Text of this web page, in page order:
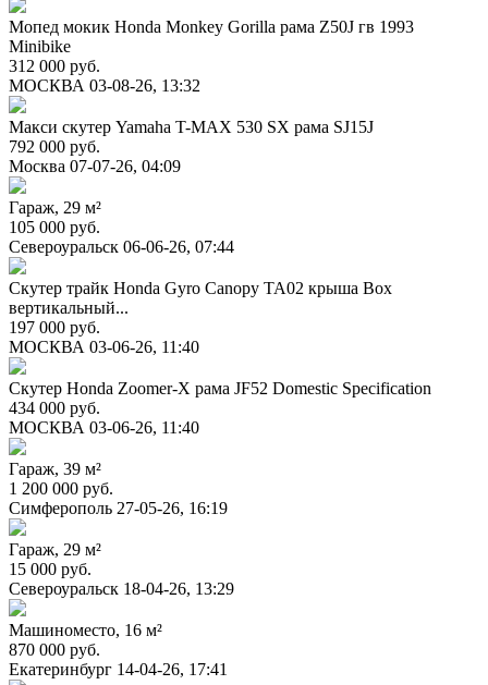
Мопед мокик Honda Monkey Gorilla рама Z50J гв 1993
Minibike
312 000 руб.
МОСКВА 03-08-26, 13:32
Макси скутер Yamaha T-MAX 530 SX рама SJ15J
792 000 руб.
Москва 07-07-26, 04:09
Гараж, 29 м²
105 000 руб.
Североуральск 06-06-26, 07:44
Скутер трайк Honda Gyro Canopy TA02 крыша Box
вертикальный...
197 000 руб.
МОСКВА 03-06-26, 11:40
Скутер Honda Zoomer-X рама JF52 Domestic Specification
434 000 руб.
МОСКВА 03-06-26, 11:40
Гараж, 39 м²
1 200 000 руб.
Симферополь 27-05-26, 16:19
Гараж, 29 м²
15 000 руб.
Североуральск 18-04-26, 13:29
Машиноместо, 16 м²
870 000 руб.
Екатеринбург 14-04-26, 17:41